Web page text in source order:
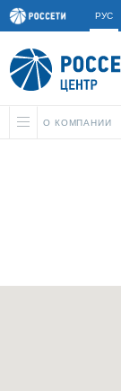
РУС
О КОМПАНИИ